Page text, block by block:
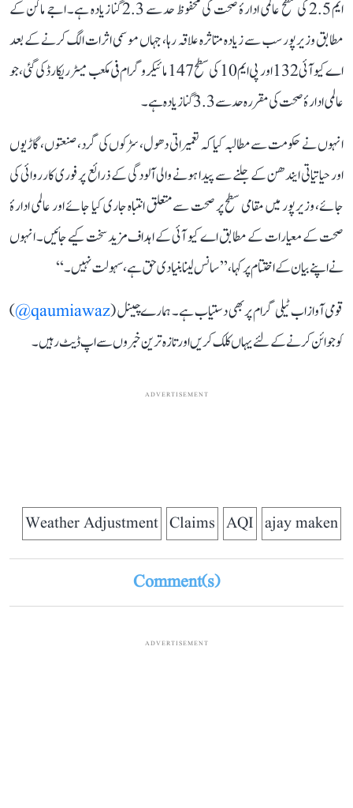
ایم 2.5 کی سطح عالمی ادارۂ صحت کی محفوظ حد سے 2.3 گنا زیادہ ہے۔ اجے ماکن کے
مطابق وزیرپور سب سے زیادہ متاثرہ علاقہ رہا، جہاں موسمی اثرات الگ کرنے کے بعد
اے کیو آئی 132 اور پی ایم 10 کی سطح 147 مائیکروگرام فی مکعب میٹر ریکارڈ کی گئی، جو
عالمی ادارۂ صحت کی مقررہ حد سے 3.3 گنا زیادہ ہے۔
انہوں نے حکومت سے مطالبہ کیا کہ تعمیراتی دھول، سڑکوں کی گرد، صنعتوں، گاڑیوں
اور حیاتیاتی ایندھن کے جلنے سے پیدا ہونے والی آلودگی کے ذرائع پر فوری کارروائی کی
جائے، وزیرپور میں مقامی سطح پر صحت سے متعلق انتباہ جاری کیا جائے اور عالمی ادارۂ
صحت کے معیارات کے مطابق اے کیو آئی کے اہداف مزید سخت کیے جائیں۔ انہوں
نے اپنے بیان کے اختتام پر کہا، ’’سانس لینا بنیادی حق ہے، سہولت نہیں۔‘‘
قومی آواز اب ٹیلی گرام پر بھی دستیاب ہے۔ ہمارے چینل (qaumiawaz@
)
کو جوائن کرنے کے لئے یہاں کلک کریں اور تازہ ترین خبروں سے اپ ڈیٹ رہیں۔
ADVERTISEMENT
ajay maken
AQI
Claims
Weather Adjustment
Comment(s)
ADVERTISEMENT